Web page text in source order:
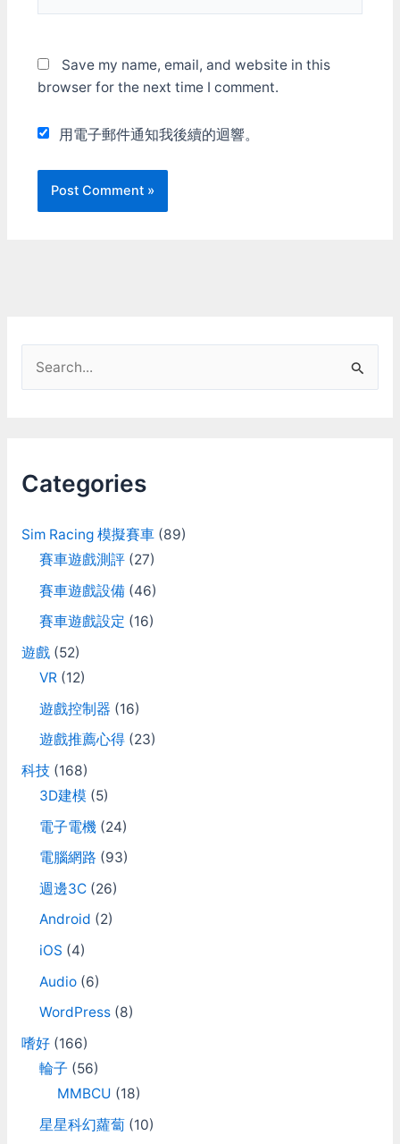
Save my name, email, and website in this
browser for the next time I comment.
用電子郵件通知我後續的迴響。
h
Categories
Sim Racing 模擬賽車(89)
賽車遊戲測評(27)
賽車遊戲設備(46)
賽車遊戲設定 (16)
遊戲(52)
VR(12)
遊戲控制器 (16)
遊戲推薦心得(23)
科技(168)
3D建模 (5)
電子電機(24)
電腦網路 (93)
週邊3C(26)
Android (2)
iOS (4)
Audio(6)
WordPress(8)
嗜好(166)
輪子 (56)
MMBCU (18)
星星科幻蘿蔔(10)